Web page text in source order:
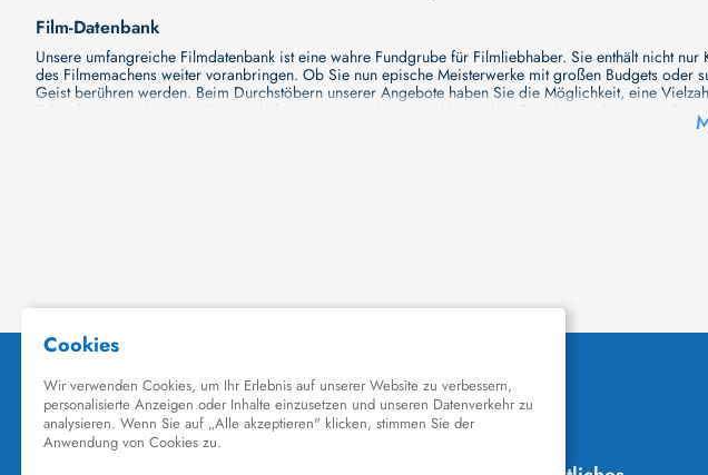
Film-Datenbank
Unsere umfangreiche Filmdatenbank ist eine wahre Fundgrube für Filmliebhaber. Sie enthält nicht
des Filmemachens weiter voranbringen. Ob Sie nun epische Meisterwerke mit großen Budgets oder
Geist berühren werden. Beim Durchstöbern unserer Angebote haben Sie die Möglichkeit, eine
Erkundung verschiedener Regiestile kommt nicht zu kurz, von klassischen Erzählungen bis hin zu
Hollywood-Hits findet. Natürlich gibt es auch diese, aber darüber hinaus bemühen wir uns,
Datenbank mit Schauspielern zu erkunden und ihre außergewöhnlichen Werke zu entdecken!
Kino-Datenbank
Planen Sie bald einen Kinobesuch? Ob Sie nun Lust auf eine große Premiere in einem
Kinodatenbank finden Sie alle Informationen, die Sie brauchen. Wir von cinetixx Filme laden Sie
Filme zu sehen und Ihre Tickets online zu buchen. Dank unserer Plattform können Sie ganz einfach
Independent-Filmen oder Klassikern spezialisiert hat. Unsere Datenbank bietet eine Vielzahl von